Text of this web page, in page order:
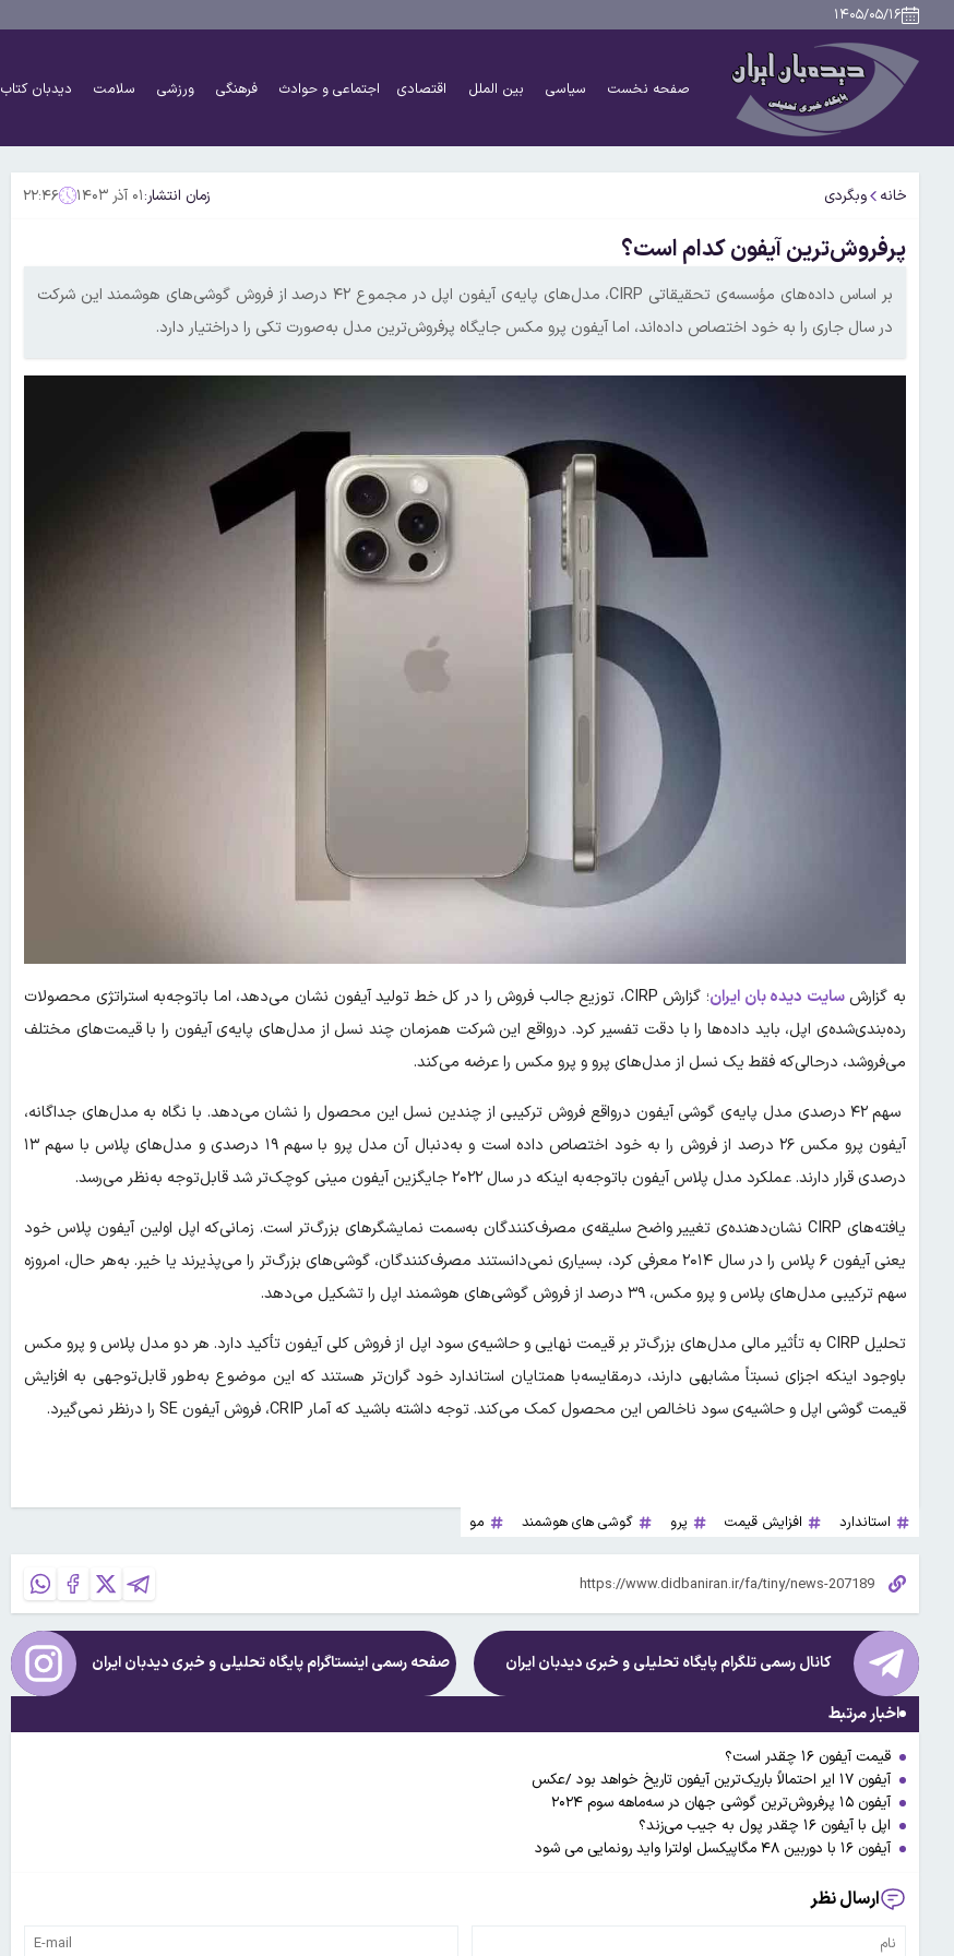
۱۴۰۵/۰۵/۱۶
صفحه نخست سیاسی بین الملل اقتصادی اجتماعی و حوادث فرهنگی ورزشی سلامت دیدبان کتاب
خانه وبگردی زمان انتشار:۰۱ آذر ۱۴۰۳ ۲۲:۴۶
پرفروش‌ترین آیفون کدام است؟
بر اساس داده‌های مؤسسه‌ی تحقیقاتی CIRP، مدل‌های پایه‌ی آیفون اپل در مجموع ۴۲ درصد از فروش گوشی‌های هوشمند این شرکت
در سال جاری را به خود اختصاص داده‌اند، اما آیفون پرو مکس جایگاه پرفروش‌ترین مدل به‌صورت تکی را دراختیار دارد.
به گزارشسایت دیده بان ایران
؛ گزارش CIRP، توزیع جالب فروش را در کل خط تولید آیفون نشان می‌دهد، اما باتوجه‌به استراتژی محصولات
رده‌بندی‌شده‌ی اپل، باید داده‌ها را با دقت تفسیر کرد. درواقع این شرکت همزمان چند نسل از مدل‌های پایه‌ی آیفون را با قیمت‌های مختلف
می‌فروشد، درحالی‌که فقط یک نسل از مدل‌های پرو و پرو مکس را عرضه می‌کند.
سهم ۴۲ درصدی مدل پایه‌ی گوشی آیفون درواقع فروش ترکیبی از چندین نسل این محصول را نشان می‌دهد. با نگاه به مدل‌های جداگانه،
آیفون پرو مکس ۲۶ درصد از فروش را به خود اختصاص داده است و به‌دنبال آن مدل پرو با سهم ۱۹ درصدی و مدل‌های پلاس با سهم ۱۳
درصدی قرار دارند. عملکرد مدل پلاس آیفون باتوجه‌به اینکه در سال ۲۰۲۲ جایگزین آیفون مینی کوچک‌تر شد قابل‌توجه به‌نظر می‌رسد.
یافته‌های CIRP نشان‌دهنده‌ی تغییر واضح سلیقه‌ی مصرف‌کنندگان به‌سمت نمایشگرهای بزرگ‌تر است. زمانی‌که اپل اولین آیفون پلاس خود
یعنی آیفون ۶ پلاس را در سال ۲۰۱۴ معرفی کرد، بسیاری نمی‌دانستند مصرف‌کنندگان، گوشی‌های بزرگ‌تر را می‌پذیرند یا خیر. به‌هر حال، امروزه
سهم ترکیبی مدل‌های پلاس و پرو مکس، ۳۹ درصد از فروش گوشی‌های هوشمند اپل را تشکیل می‌دهد.
تحلیل CIRP به تأثیر مالی مدل‌های بزرگ‌تر بر قیمت نهایی و حاشیه‌ی سود اپل از فروش کلی آیفون تأکید دارد. هر دو مدل پلاس و پرو مکس
باوجود اینکه اجزای نسبتاً مشابهی دارند، درمقایسه‌با همتایان استاندارد خود گران‌تر هستند که این موضوع به‌طور قابل‌توجهی به افزایش
قیمت گوشی اپل و حاشیه‌ی سود ناخالص این محصول کمک می‌کند. توجه داشته باشید که آمار CRIP، فروش آیفون SE را درنظر نمی‌گیرد.
استاندارد افزایش قیمت پرو گوشی های هوشمند مو
کانال رسمی تلگرام پایگاه تحلیلی و خبریدیدبان ایران صفحه رسمی اینستاگرام پایگاه تحلیلی و خبریدیدبان ایران
اخبار مرتبط
قیمت آیفون ۱۶ چقدر است؟
آیفون ۱۷ ایر احتمالاً باریک‌ترین آیفون تاریخ خواهد بود /عکس
آیفون ۱۵ پرفروش‌ترین گوشی جهان در سه‌ماهه سوم ۲۰۲۴
اپل با آیفون ۱۶ چقدر پول به جیب می‌زند؟
آیفون ۱۶ با دوربین ۴۸ مگاپیکسل اولترا واید رونمایی می شود
ارسال نظر